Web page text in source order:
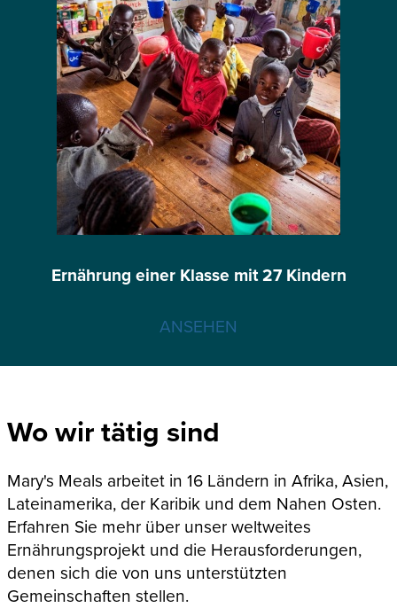
Ernährung einer Klasse mit 27 Kindern
ANSEHEN
Wo wir tätig sind
Mary's Meals arbeitet in 16 Ländern in Afrika, Asien,
Lateinamerika, der Karibik und dem Nahen Osten.
Erfahren Sie mehr über unser weltweites
Ernährungsprojekt und die Herausforderungen,
denen sich die von uns unterstützten
Gemeinschaften stellen.